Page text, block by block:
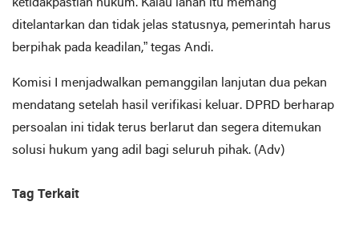
ketidakpastian hukum. Kalau lahan itu memang
ditelantarkan dan tidak jelas statusnya, pemerintah harus
berpihak pada keadilan,” tegas Andi.
Komisi I menjadwalkan pemanggilan lanjutan dua pekan
mendatang setelah hasil verifikasi keluar. DPRD berharap
persoalan ini tidak terus berlarut dan segera ditemukan
solusi hukum yang adil bagi seluruh pihak. (Adv)
Tag Terkait